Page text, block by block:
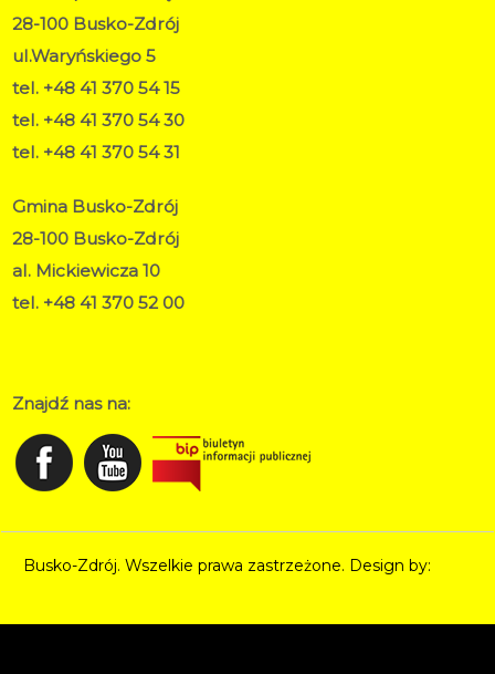
28-100 Busko-Zdrój
ul.Waryńskiego 5
tel. +48 41 370 54 15
tel. +48 41 370 54 30
tel. +48 41 370 54 31
Gmina Busko-Zdrój
28-100 Busko-Zdrój
al. Mickiewicza 10
tel. +48 41 370 52 00
Znajdź nas na:
Busko-Zdrój. Wszelkie prawa zastrzeżone. Design by: